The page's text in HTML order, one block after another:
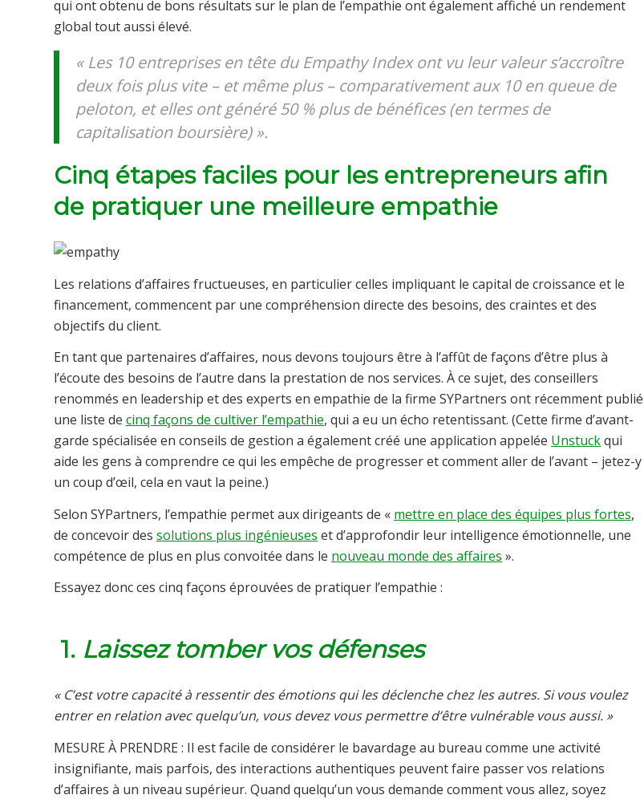
qui ont obtenu de bons résultats sur le plan de l’empathie ont également affiché un rendement
global tout aussi élevé.
« Les 10 entreprises en tête du Empathy Index ont vu leur valeur s’accroître
deux fois plus vite – et même plus – comparativement aux 10 en queue de
peloton, et elles ont généré 50 % plus de bénéfices (en termes de
capitalisation boursière) ».
Cinq étapes faciles pour les entrepreneurs afin
de pratiquer une meilleure empathie
Les relations d’affaires fructueuses, en particulier celles impliquant le capital de croissance et le
financement, commencent par une compréhension directe des besoins, des craintes et des
objectifs du client.
En tant que partenaires d’affaires, nous devons toujours être à l’affût de façons d’être plus à
l’écoute des besoins de l’autre dans la prestation de nos services. À ce sujet, des conseillers
renommés en leadership et des experts en empathie de la firme SYPartners ont récemment publié
une liste de cinq façons de cultiver l’empathie, qui a eu un écho retentissant. (Cette firme d’avant-
garde spécialisée en conseils de gestion a également créé une application appelée Unstuckqui
aide les gens à comprendre ce qui les empêche de progresser et comment aller de l’avant – jetez-y
un coup d’œil, cela en vaut la peine.)
Selon SYPartners, l’empathie permet aux dirigeants de « mettre en place des équipes plus fortes,
de concevoir des solutions plus ingénieuses et d’approfondir leur intelligence émotionnelle, une
compétence de plus en plus convoitée dans le nouveau monde des affaires ».
Essayez donc ces cinq façons éprouvées de pratiquer l’empathie :
1. Laissez tomber vos défenses
« C’est votre capacité à ressentir des émotions qui les déclenche chez les autres. Si vous voulez
entrer en relation avec quelqu’un, vous devez vous permettre d’être vulnérable vous aussi. »
MESURE À PRENDRE : Il est facile de considérer le bavardage au bureau comme une activité
insignifiante, mais parfois, des interactions authentiques peuvent faire passer vos relations
d’affaires à un niveau supérieur. Quand quelqu’un vous demande comment vous allez, soyez